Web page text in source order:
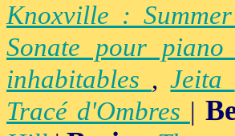
Knoxville :
Sonate pour piano
inhabitables ,Jeita
Tracé d'Ombres |